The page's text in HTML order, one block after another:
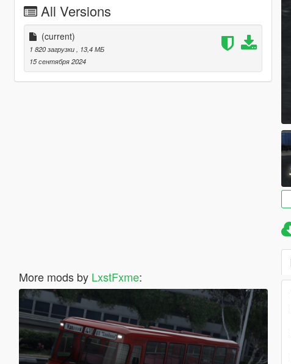
All Versions
(current)
1 820 загрузки
, 13,4 МБ
15 сентября 2024
More mods by LxstFxme: